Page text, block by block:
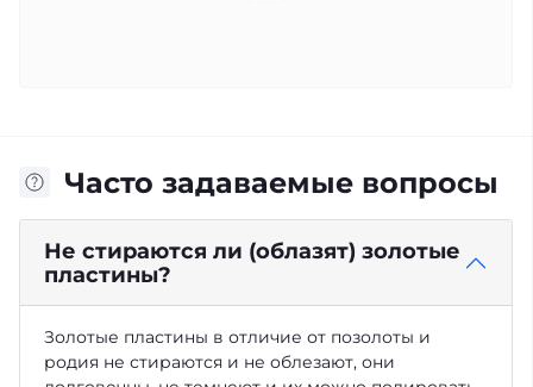
Часто задаваемые вопросы
Не стираются ли (облазят) золотые
пластины?
Золотые пластины в отличие от позолоты и
родия не стираются и не облезают, они